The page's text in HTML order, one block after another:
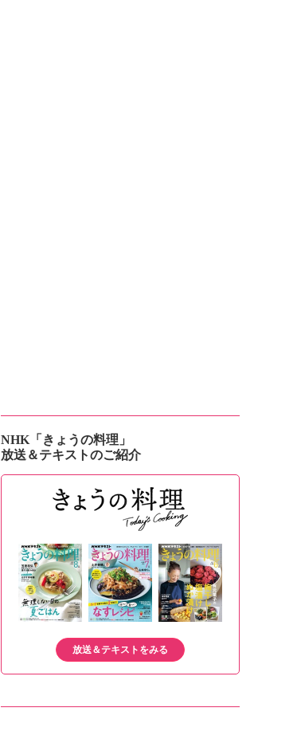
NHK「きょうの料理」
放送＆テキストのご紹介
放送＆テキストをみる